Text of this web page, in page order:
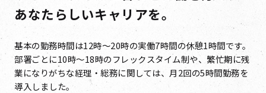
あなたらしいキャリアを。
基本の勤務時間は12時～20時の実働7時間の休憩1時間です。
部署ごとに10時〜18時のフレックスタイム制や、繁忙期に残
業になりがちな経理・総務に関しては、月2回の5時間勤務を
導入しました。